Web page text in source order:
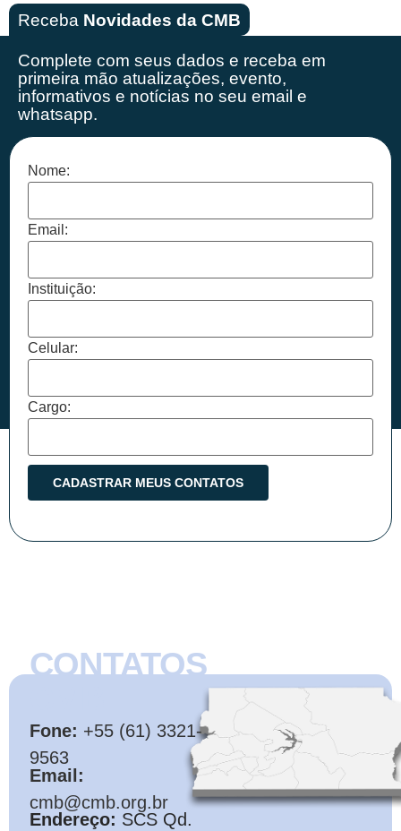
Receba Novidades da CMB
Complete com seus dados e receba em
primeira mão atualizações, evento,
informativos e notícias no seu email e
whatsapp.
Nome:
Email:
Instituição:
Celular:
Cargo:
CONTATOS
Fone: +55 (61) 3321-
9563
Email:
cmb@cmb.org.br
Endereço: SCS Qd.